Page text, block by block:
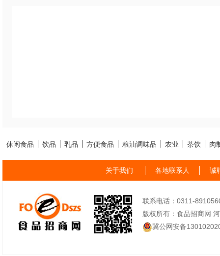
休闲食品 饮品 乳品 方便食品 粮油调味品 农业 茶饮 肉
关于我们 各地联系人 诚
联系电话：0311-
版权所有：食品招商网
冀公网安备